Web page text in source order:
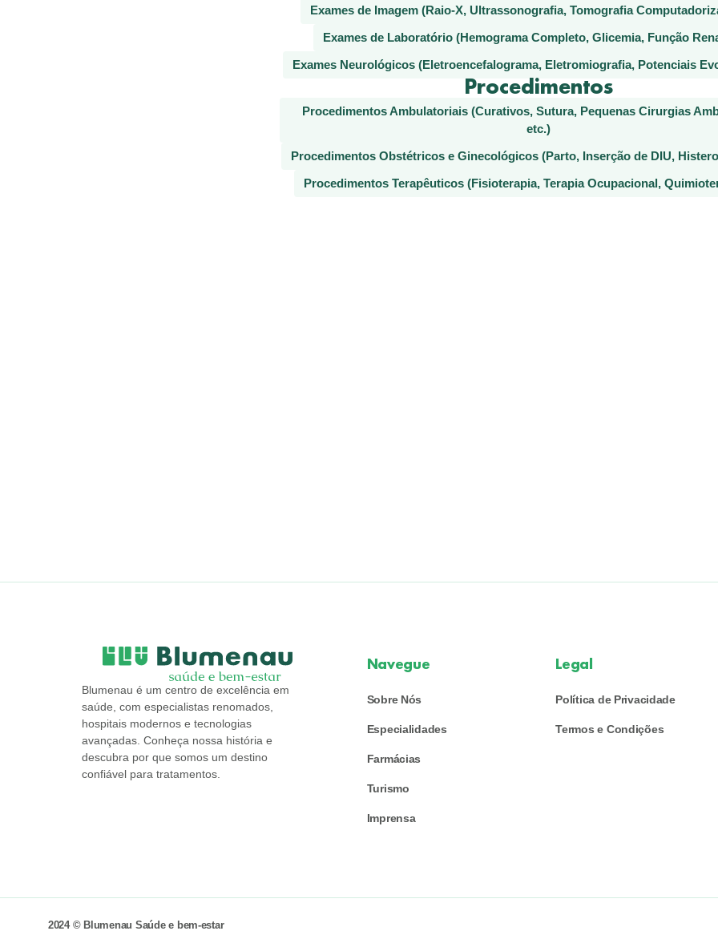
Exames de Imagem (Raio-X, Ultrassonografia, Tomografia
Exames de Laboratório (Hemograma Completo, Glicemia, Função
Exames Neurológicos (Eletroencefalograma, Eletromiografia, Potenciais
Procedimentos
Procedimentos Ambulatoriais (Curativos, Sutura, Pequenas Cirurgias
etc.)
Procedimentos Obstétricos e Ginecológicos (Parto, Inserção de DIU,
Procedimentos Terapêuticos (Fisioterapia, Terapia Ocupacional,
Blumenau é um centro de excelência em
saúde, com especialistas renomados,
hospitais modernos e tecnologias
avançadas. Conheça nossa história e
descubra por que somos um destino
confiável para tratamentos.
Navegue
Sobre Nós
Especialidades
Farmácias
Turismo
Imprensa
Legal
Política de Privacidade
Termos e Condições
2024 © Blumenau Saúde e bem-estar